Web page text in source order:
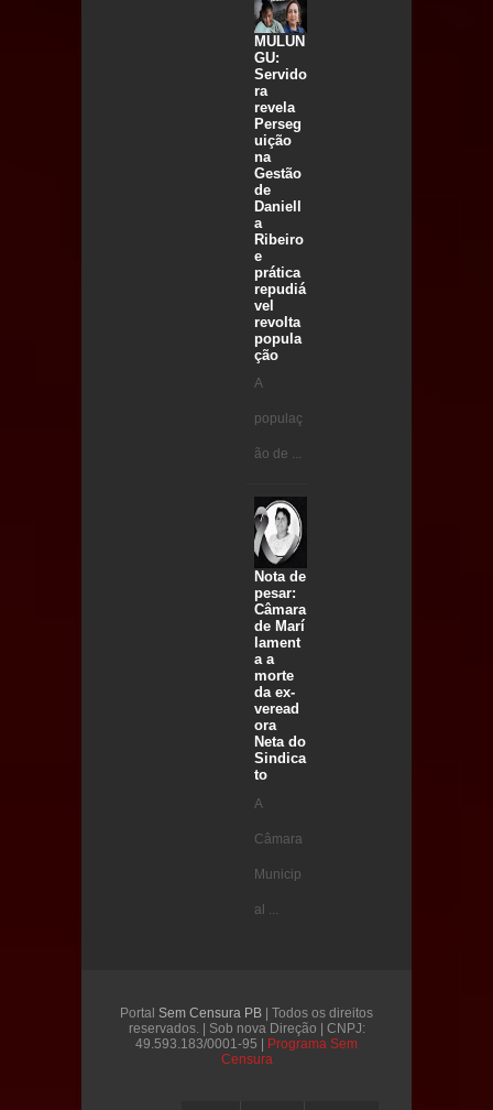
MULUN
GU:
Servido
ra
revela
Perseg
uição
na
Gestão
de
Daniell
a
Ribeiro
e
prática
repudiá
vel
revolta
popula
ção
A
populaç
ão de ...
Nota de
pesar:
Câmara
de Marí
lament
a a
morte
da ex-
veread
ora
Neta do
Sindica
to
A
Câmara
Municip
al ...
Portal Sem Censura PB | Todos os direitos
reservados. | Sob nova Direção | CNPJ:
49.593.183/0001-95 | Programa Sem
Censura